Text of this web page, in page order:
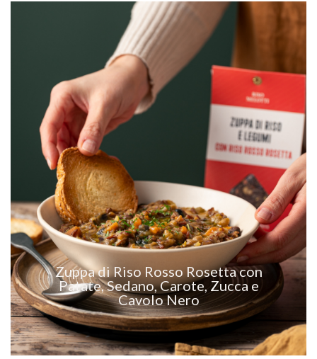
Zuppa di Riso Rosso Rosetta con
Patate, Sedano, Carote, Zucca e
Cavolo Nero